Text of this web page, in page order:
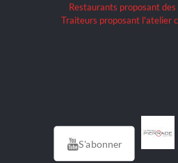
Restaurants proposant
Traiteurs proposant l'atelier
S'abonner